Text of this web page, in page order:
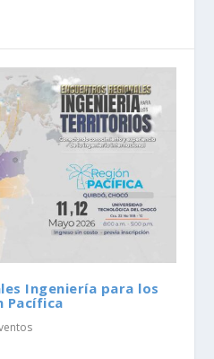
Ingeniería para los
Pacífica